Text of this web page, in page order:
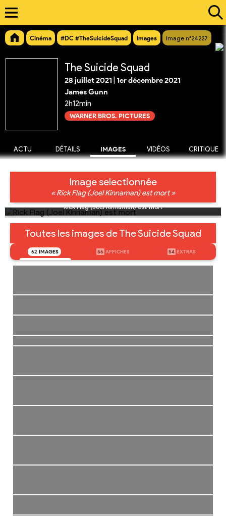
Cinéma #DC #TheSuicideSquad Images Image n°24227
The Suicide Squad
28 juillet 2021 1er décembre 2021
James Gunn
2h12min
WARNER BROS. PICTURES
ACTU DÉTAILS IMAGES VIDÉOS CRITIQUE
Image selectionnée
« Rick Flag (Joel Kinnaman) est mort »
Rick Flag (Joel Kinnaman) est mort
Toutes les images de The Suicide Squad
62 IMAGES 56 AFFICHES 54 EXTRAS